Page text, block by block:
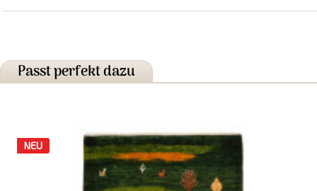
Passt perfekt dazu
NEU